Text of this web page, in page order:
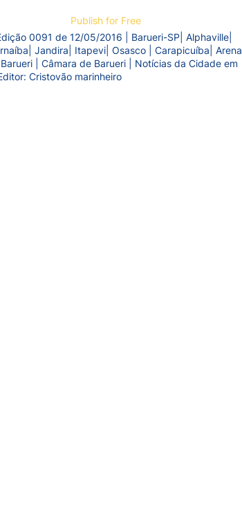
Publish for Free
0091 de 12/05/2016 | Barueri-SP| Alphaville|
Jandira| Itapevi| Osasco | Carapicuíba| Arena
| Câmara de Barueri | Notícias da Cidade em
Cristovão marinheiro